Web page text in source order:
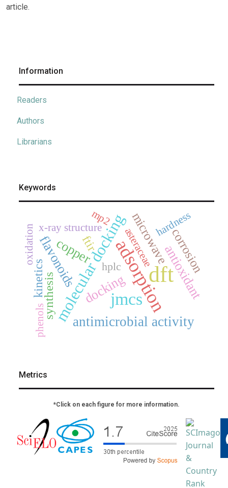
article.
Information
Readers
Authors
Librarians
Keywords
dft
adsorption
jmcs
molecular docking
antimicrobial activity
copper antioxidant
flavonoidsdocking
microwavecorrosion
synthesis
kinetics
ftir
hplc
oxidation asteraceae
x-ray structure hardness
mp2
phenols
Metrics
*Click on each figure for more information.